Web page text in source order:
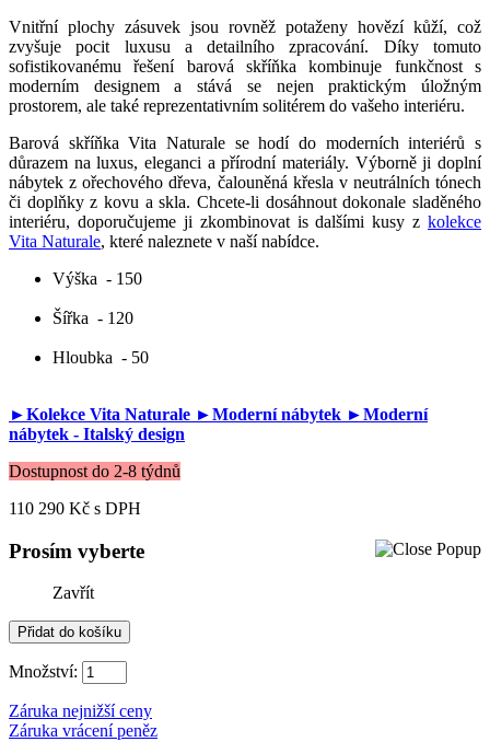
Vnitřní plochy zásuvek jsou rovněž potaženy hovězí kůží, což
zvyšuje pocit luxusu a detailního zpracování. Díky tomuto
sofistikovanému řešení barová skříňka kombinuje funkčnost s
moderním designem a stává se nejen praktickým úložným
prostorem, ale také reprezentativním solitérem do vašeho interiéru.
Barová skříňka Vita Naturale se hodí do moderních interiérů s
důrazem na luxus, eleganci a přírodní materiály. Výborně ji doplní
nábytek z ořechového dřeva, čalouněná křesla v neutrálních tónech
či doplňky z kovu a skla. Chcete-li dosáhnout dokonale sladěného
interiéru, doporučujeme ji zkombinovat is dalšími kusy z kolekce
Vita Naturale, které naleznete v naší nabídce.
Výška - 150
Šířka - 120
Hloubka - 50
►Kolekce Vita Naturale ►Moderní nábytek ►Moderní
nábytek - Italský design
Dostupnost do 2-8 týdnů
110 290 Kč s DPH
Prosím vyberte
Zavřít
Množství:
Záruka nejnižší ceny
Záruka vrácení peněz